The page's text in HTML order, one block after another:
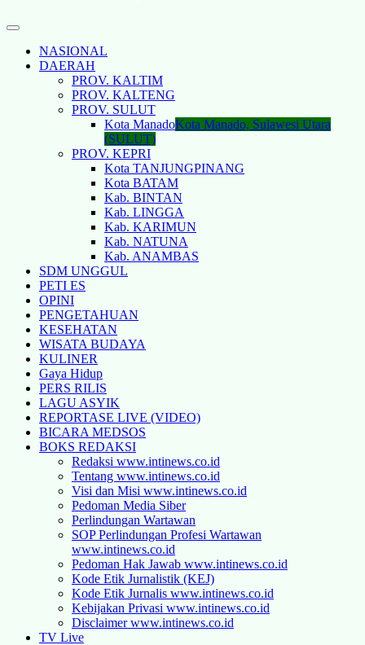
NASIONAL
DAERAH
PROV. KALTIM
PROV. KALTENG
PROV. SULUT
Kota ManadoKota Manado, Sulawesi Utara
(SULUT)
PROV. KEPRI
Kota TANJUNGPINANG
Kota BATAM
Kab. BINTAN
Kab. LINGGA
Kab. KARIMUN
Kab. NATUNA
Kab. ANAMBAS
SDM UNGGUL
PETI ES
OPINI
PENGETAHUAN
KESEHATAN
WISATA BUDAYA
KULINER
Gaya Hidup
PERS RILIS
LAGU ASYIK
REPORTASE LIVE (VIDEO)
BICARA MEDSOS
BOKS REDAKSI
Redaksi www.intinews.co.id
Tentang www.intinews.co.id
Visi dan Misi www.intinews.co.id
Pedoman Media Siber
Perlindungan Wartawan
SOP Perlindungan Profesi Wartawan
www.intinews.co.id
Pedoman Hak Jawab www.intinews.co.id
Kode Etik Jurnalistik (KEJ)
Kode Etik Jurnalis www.intinews.co.id
Kebijakan Privasi www.intinews.co.id
Disclaimer www.intinews.co.id
TV Live